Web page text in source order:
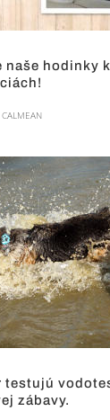
naše hodinky
testujú
zábavy.